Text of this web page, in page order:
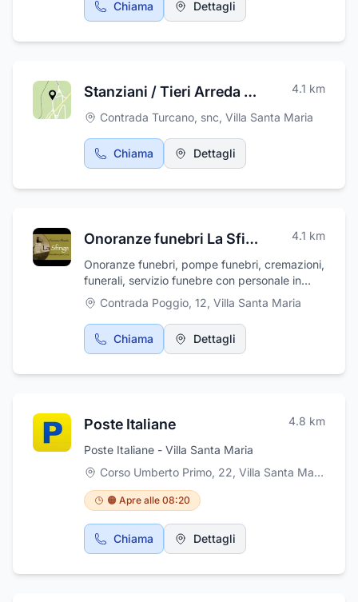
Chiama Dettagli
Stanziani / Tieri Arreda di Tieri Elias 4.1 km
Contrada Turcano, snc, Villa Santa Maria
Chiama Dettagli
Onoranze funebri La Sfinge 4.1 km
Onoranze funebri, pompe funebri, cremazioni,
funerali, servizio funebre con personale in
divisa. Disbrigo pratiche, addobbi floreali,
addobbi funebri, affissioni avvisi di lutto,
allestimento camere ardenti, articoli ed arredi
funebri, trasporti funebri nazionali ed
pratiche ASL, pratiche comunali,
famigliari del defunto la sicurezza e la
funzione.
Contrada Poggio, 12, Villa Santa Maria
Chiama Dettagli
Poste Italiane 4.8 km
Poste Italiane - Villa Santa Maria
Corso Umberto Primo, 22, Villa Santa Maria
🟠 Apre alle 08:20
Chiama Dettagli